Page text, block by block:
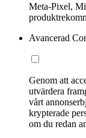
Meta-Pixel,
Avancerad
Genom att
utvärdera
vårt
krypterade
om du redan